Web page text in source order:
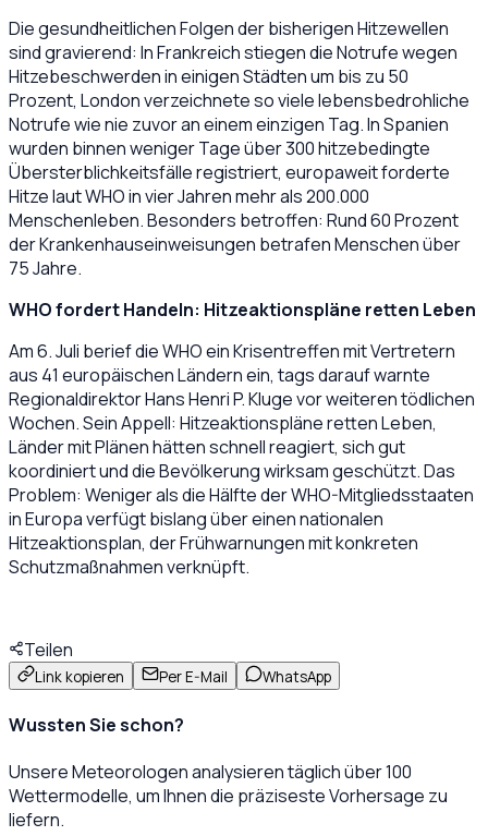
Die gesundheitlichen Folgen der bisherigen Hitzewellen
sind gravierend: In Frankreich stiegen die Notrufe wegen
Hitzebeschwerden in einigen Städten um bis zu 50
Prozent, London verzeichnete so viele lebensbedrohliche
Notrufe wie nie zuvor an einem einzigen Tag. In Spanien
wurden binnen weniger Tage über 300 hitzebedingte
Übersterblichkeitsfälle registriert, europaweit forderte
Hitze laut WHO in vier Jahren mehr als 200.000
Menschenleben. Besonders betroffen: Rund 60 Prozent
der Krankenhauseinweisungen betrafen Menschen über
75 Jahre.
​WHO fordert Handeln: Hitzeaktionspläne retten Leben
Am 6. Juli berief die WHO ein Krisentreffen mit Vertretern
aus 41 europäischen Ländern ein, tags darauf warnte
Regionaldirektor Hans Henri P. Kluge vor weiteren tödlichen
Wochen. Sein Appell: Hitzeaktionspläne retten Leben,
Länder mit Plänen hätten schnell reagiert, sich gut
koordiniert und die Bevölkerung wirksam geschützt. Das
Problem: Weniger als die Hälfte der WHO-Mitgliedsstaaten
in Europa verfügt bislang über einen nationalen
Hitzeaktionsplan, der Frühwarnungen mit konkreten
Schutzmaßnahmen verknüpft.
Teilen
Link kopieren Per E-Mail WhatsApp
Wussten Sie schon?
Unsere Meteorologen analysieren täglich über 100
Wettermodelle, um Ihnen die präziseste Vorhersage zu
liefern.